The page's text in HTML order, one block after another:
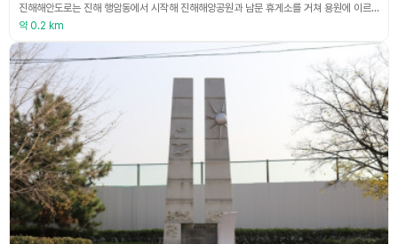
진해해안도로는 진해 행암동에서 시작해 진해해양공원과 남문 휴게소를 거쳐 용원에 이르는 드라이브 코스이다. 2000년 초 자전거 도로가 조성되면서 드라이브 명소로 입소문이 나기 시작했다. 풍호동 행암에서 안골마을까지 이르는 길을 해안도로라고 하는데, 해안도로를 중심으로 바다와 산을 두루 거치기 때문에 봄에는 진해 벚꽃도 감상할 수 있다. 해안도로를 따라 드라이브를 하다가 남문휴게소에 정차하고 흰돌메공원에 오르면 거가대교와 신항만을 한눈에 내려다볼 수 있다
약 0.2 km